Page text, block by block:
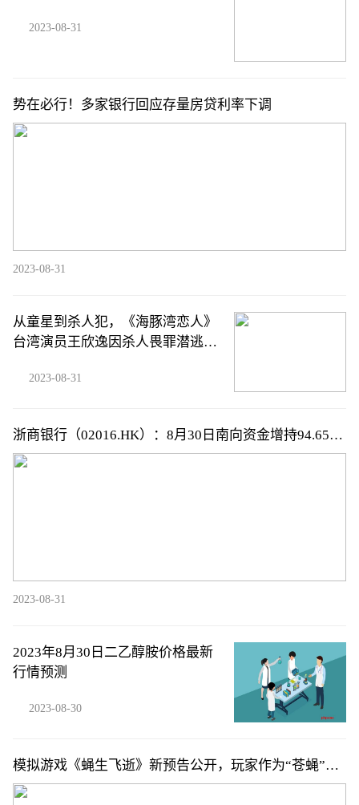
2023-08-31
势在必行！多家银行回应存量房贷利率下调
2023-08-31
从童星到杀人犯，《海豚湾恋人》
台湾演员王欣逸因杀人畏罪潜逃被
2023-08-31
浙商银行（02016.HK）：8月30日南向资金增持94.65万
股
2023-08-31
2023年8月30日二乙醇胺价格最新
行情预测
2023-08-30
模拟游戏《蝇生飞逝》新预告公开，玩家作为“苍蝇”体
验生活